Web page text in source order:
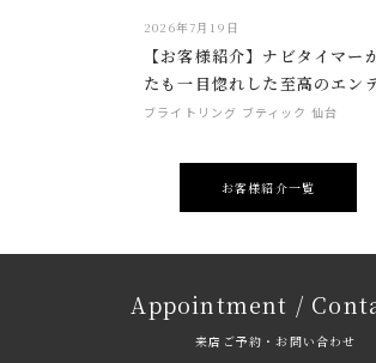
2026年7月19日
【お客様紹介】ナビタイマー
たも一目惚れした至高のエン
ブライトリング ブティック 仙台
お客様紹介一覧
Appointment /
来店ご予約・お問い合わせ